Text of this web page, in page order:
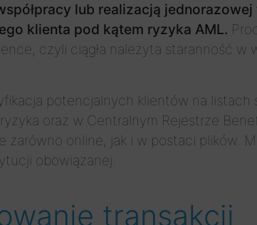
lub realizacją
klienta pod kątem ryzyka AML.
czyli ciągła należyta staranność w
potencjalnych klientów na
oraz w Centralnym Rejestrze
zarówno online, jak i w postaci plików.
obowiązanej.
transakcji